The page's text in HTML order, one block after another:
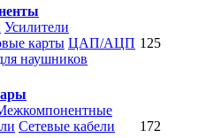
Усилители
карты ЦАП/АЦП
наушников
125
Сетевые кабели
172